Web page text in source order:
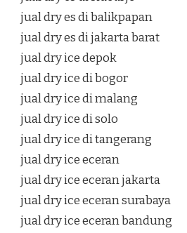
jual dry es di balikpapan
jual dry es di jakarta barat
jual dry ice depok
jual dry ice di bogor
jual dry ice di malang
jual dry ice di solo
jual dry ice di tangerang
jual dry ice eceran
jual dry ice eceran jakarta
jual dry ice eceran surabaya
jual dry ice eceran bandung